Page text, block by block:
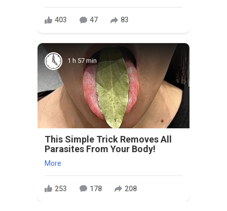
403 47 83
1 h 57 min
This Simple Trick Removes All
Parasites From Your Body!
More
253 178 208